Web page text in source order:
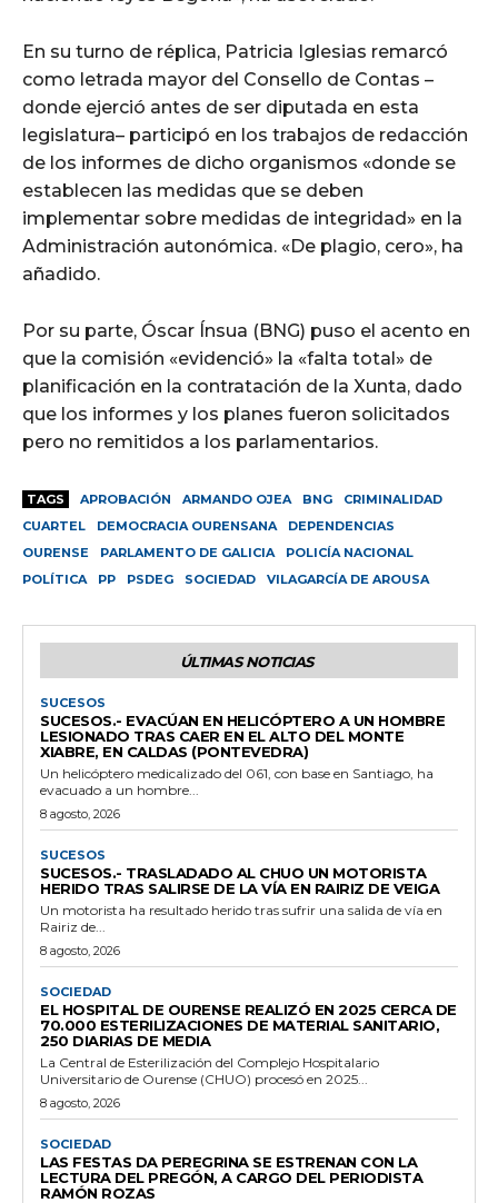
En su turno de réplica, Patricia Iglesias remarcó
como letrada mayor del Consello de Contas –
donde ejerció antes de ser diputada en esta
legislatura– participó en los trabajos de redacción
de los informes de dicho organismos «donde se
establecen las medidas que se deben
implementar sobre medidas de integridad» en la
Administración autonómica. «De plagio, cero», ha
añadido.
Por su parte, Óscar Ínsua (BNG) puso el acento en
que la comisión «evidenció» la «falta total» de
planificación en la contratación de la Xunta, dado
que los informes y los planes fueron solicitados
pero no remitidos a los parlamentarios.
TAGS APROBACIÓN ARMANDO OJEA BNG
CRIMINALIDAD
CUARTEL
DEMOCRACIA OURENSANA
DEPENDENCIAS
OURENSE
PARLAMENTO DE GALICIA
POLICÍA NACIONAL
POLÍTICA
PP PSDEG SOCIEDAD VILAGARCÍA DE AROUSA
ÚLTIMAS NOTICIAS
SUCESOS
SUCESOS.- EVACÚAN EN HELICÓPTERO A UN HOMBRE
LESIONADO TRAS CAER EN EL ALTO DEL MONTE
XIABRE, EN CALDAS (PONTEVEDRA)
Un helicóptero medicalizado del 061, con base en Santiago, ha
evacuado a un hombre...
8 agosto, 2026
SUCESOS
SUCESOS.- TRASLADADO AL CHUO UN MOTORISTA
HERIDO TRAS SALIRSE DE LA VÍA EN RAIRIZ DE VEIGA
Un motorista ha resultado herido tras sufrir una salida de vía en
Rairiz de...
8 agosto, 2026
SOCIEDAD
EL HOSPITAL DE OURENSE REALIZÓ EN 2025 CERCA DE
70.000 ESTERILIZACIONES DE MATERIAL SANITARIO,
250 DIARIAS DE MEDIA
La Central de Esterilización del Complejo Hospitalario
Universitario de Ourense (CHUO) procesó en 2025...
8 agosto, 2026
SOCIEDAD
LAS FESTAS DA PEREGRINA SE ESTRENAN CON LA
LECTURA DEL PREGÓN, A CARGO DEL PERIODISTA
RAMÓN ROZAS